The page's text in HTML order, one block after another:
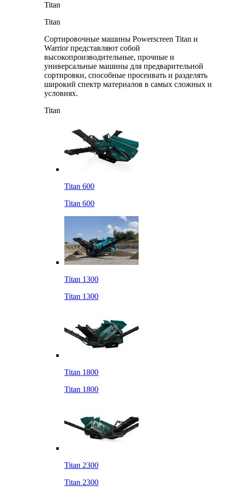
Titan
Titan
Сортировочные машины Powerscreen Titan и
Warrior представляют собой
высокопроизводительные, прочные и
универсальные машины для предварительной
сортировки, способные просеивать и разделять
широкий спектр материалов в самых сложных и
условиях.
Titan
Titan 600
Titan 600
Titan 1300
Titan 1300
Titan 1800
Titan 1800
Titan 2300
Titan 2300